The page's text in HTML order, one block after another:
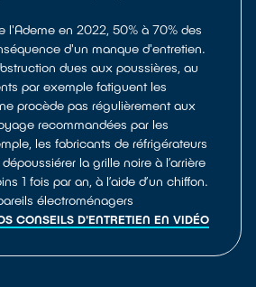
l'Ademe en 2022, 50% à 70% des
d'un manque d'entretien.
dues aux poussières, au
par exemple fatiguent les
procède pas régulièrement aux
recommandées par les
les fabricants de réfrigérateurs
la grille noire à l’arrière
1 fois par an, à l’aide d’un chiffon.
électroménagers
CONSEILS D'ENTRETIEN EN VIDÉO